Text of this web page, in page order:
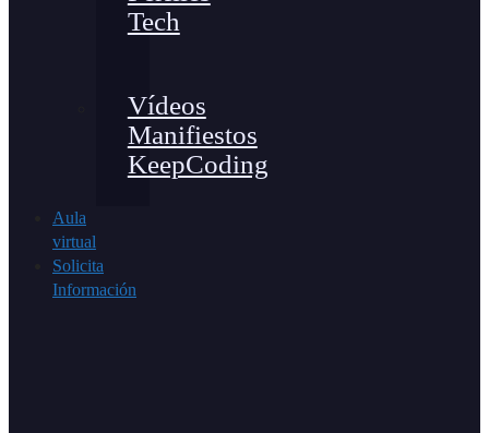
Tech
Vídeos
Manifiestos
KeepCoding
Aula
virtual
Solicita
Información